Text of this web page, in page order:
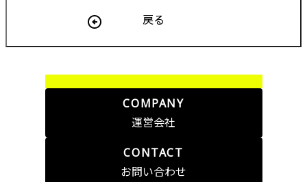
戻る
COMPANY
運営会社
CONTACT
お問い合わせ